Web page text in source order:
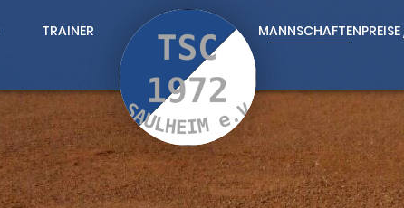
TRAINER MANNSCHAFTEN